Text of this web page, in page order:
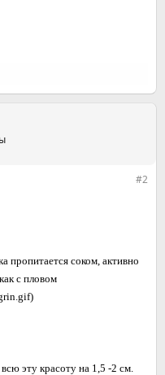
#2
пропитается соком, активно
с пловом
)
эту красоту на 1,5 -2 см.